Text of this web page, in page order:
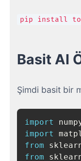
pip install
Basit AI
Şimdi basit bir
import
import
from
from